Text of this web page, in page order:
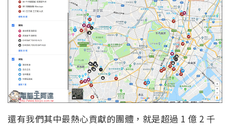
還有我們其中最熱心貢獻的團體，就是超過 1 億 2 千